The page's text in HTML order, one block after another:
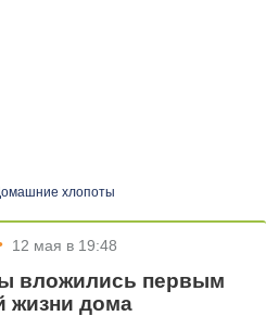
хлопоты
12 мая в 19:48
вложились первым
жизни дома